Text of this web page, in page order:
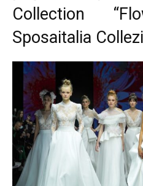
Collection
Sposaitalia